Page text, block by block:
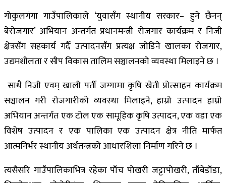
गोकुलगंगा गाउँपालिकाले ‘युवासँग स्थानीय सरकार– हुने छैनन्
बेरोजगार’ अभियान अन्तर्गत प्रधानमन्त्री रोजगार कार्यक्रम र निजी
क्षेत्रसँग सहकार्य गर्दै उत्पादनसँग प्रत्यक्ष जोडिने खालका रोजगार,
उद्यमशीलता र सीप विकास तालिम सञ्चालनको व्यवस्था मिलाइने छ ।
साथै निजी एवम् खाली पर्ती जग्गामा कृषि खेती प्रोत्साहन कार्यक्रम
सञ्चालन गरी रोजगारीको व्यवस्था मिलाइने, हाम्रो उत्पादन हाम्रो
अभियान अन्तर्गत एक टोल एक सामूहिक कृषि उत्पादन, एक वडा एक
विशेष उत्पादन र एक पालिका एक उत्पादन क्षेत्र नीति मार्फत
आत्मनिर्भर स्थानीय अर्थतन्त्रको आधारशिला निर्माण गरिने छ ।
त्यसैसरि गाउँपालिकाभित्र रहेका पाँच पोखरी जट्टापोखरी, ताँबेडाँडा,